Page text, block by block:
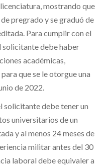
mostrando que
pregrado y se graduó de
Para cumplir con el
solicitante debe haber
académicas,
que se le otorgue una
de 2022.
solicitante debe tener un
universitarios de un
y al menos 24 meses de
militar antes del 30
laboral debe equivaler a